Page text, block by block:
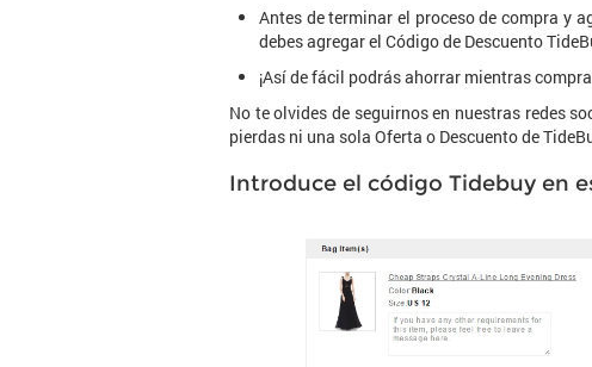
Antes de terminar el proceso de compra y
debes agregar el Código de Descuento
¡Así de fácil podrás ahorrar mientras
No te olvides de seguirnos en nuestras redes
pierdas ni una sola Oferta o Descuento de
Introduce el código Tidebuy en